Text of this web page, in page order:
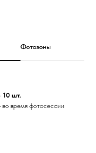
Фотозоны
10 шт.
время фотосессии